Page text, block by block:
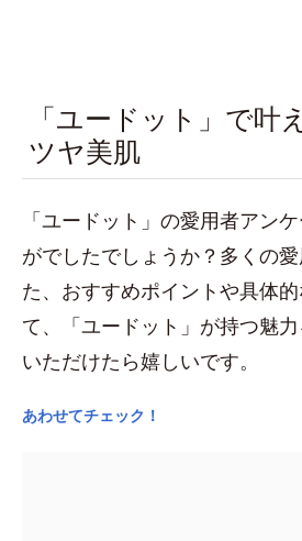
「ユードット」で叶
ツヤ美肌
「ユードット」の愛用者アン
がでしたでしょうか？多くの
た、おすすめポイントや具体
て、「ユードット」が持つ魅
いただけたら嬉しいです。
あわせてチェック！